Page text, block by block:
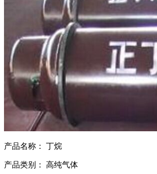
产品名称： 丁烷
产品类别： 高纯气体